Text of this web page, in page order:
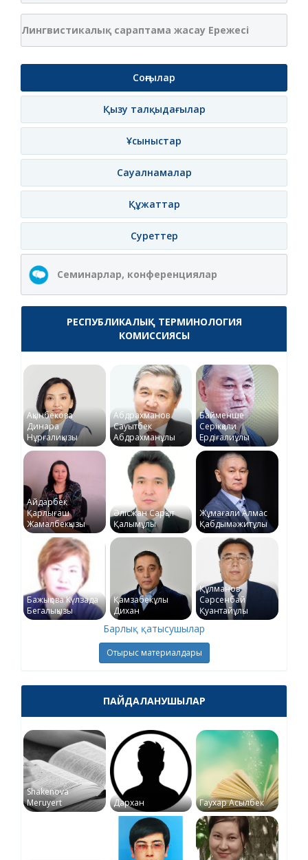
Лингвистикалық сараптама жасау Ережесі
Соңғылар
Қызу талқыдағылар
Ұсыныстар
Сауалнамалар
Құжаттар
Суреттер
Семинарлар, конференциялар
РЕСПУБЛИКАЛЫҚ ТЕРМИНОЛОГИЯ
КОМИССИЯСЫ
Ақынбекова
Динара
Нұрғалиқызы
Абдрахманов
Сауытбек
Абдрахманұлы
Байменше
Серікқали
Ердіғалиұлы
Айдарбек
Қарлығаш
Жамалбекқызы
Әлісжан Сарқыт
Қалымұлы
Жұмағали Алмас
Қабдымәжитұлы
Бажықова Күлзада
Бегалықызы
Қамзабекұлы
Дихан
Құлманов
Сәрсенбай
Қуантайұлы
Барлық қатысушылар
Отырыс материалдары
ПАЙДАЛАНУШЫЛАР
Shakenova
Meruyert
Дархан Гаухар Асылбек